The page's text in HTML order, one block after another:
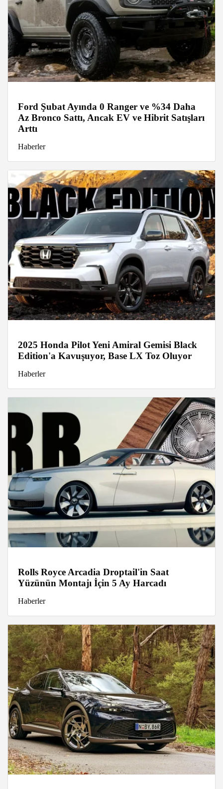
Ford Şubat Ayında 0 Ranger ve %34 Daha
Az Bronco Sattı, Ancak EV ve Hibrit Satışları
Arttı
Haberler
2025 Honda Pilot Yeni Amiral Gemisi Black
Edition'a Kavuşuyor, Base LX Toz Oluyor
Haberler
Rolls Royce Arcadia Droptail'in Saat
Yüzünün Montajı İçin 5 Ay Harcadı
Haberler